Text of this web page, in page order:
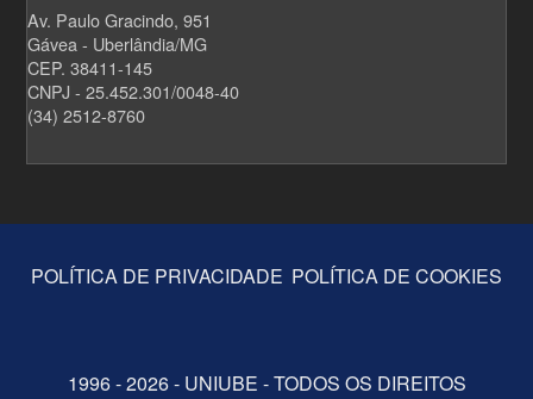
Av. Paulo Gracindo, 951
Gávea - Uberlândia/MG
CEP. 38411-145
CNPJ - 25.452.301/0048-40
(34) 2512-8760
POLÍTICA DE PRIVACIDADE POLÍTICA DE COOKIES
1996 - 2026 - UNIUBE - TODOS OS DIREITOS